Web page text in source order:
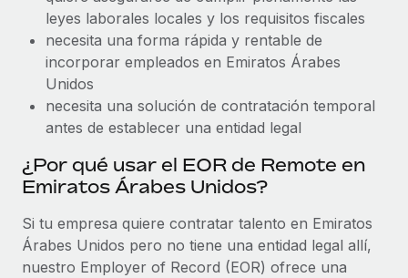
leyes laborales locales y los requisitos fiscales
necesita una forma rápida y rentable de
incorporar empleados en Emiratos Árabes
Unidos
necesita una solución de contratación temporal
antes de establecer una entidad legal
¿Por qué usar el EOR de Remote en
Emiratos Árabes Unidos?
Si tu empresa quiere contratar talento en Emiratos
Árabes Unidos pero no tiene una entidad legal allí,
nuestro Employer of Record (EOR) ofrece una